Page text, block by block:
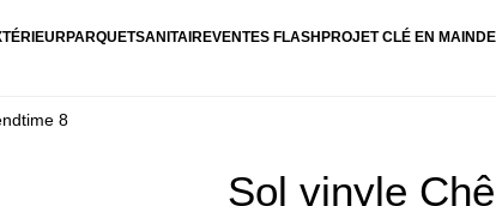
PARQUETSANITAIREVENTES FLASH PROJET CLÉ EN MAIN
8
Sol vinyle